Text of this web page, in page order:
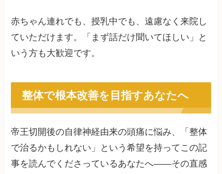
赤ちゃん連れでも、授乳中でも、遠慮なく来院し
ていただけます。「まず話だけ聞いてほしい」と
いう方も大歓迎です。
整体で根本改善を目指すあなたへ
帝王切開後の自律神経由来の頭痛に悩み、「整体
で治るかもしれない」という希望を持ってこの記
事を読んでくださっているあなたへ——その直感